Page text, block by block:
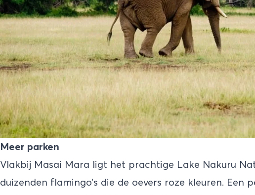
Meer parken
Vlakbij Masai Mara ligt het prachtige Lake Nakuru
duizenden flamingo’s die de oevers roze kleuren. Een